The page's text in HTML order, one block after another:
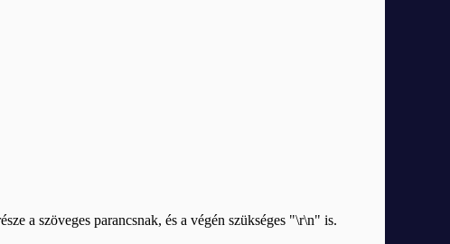
a szöveges parancsnak, és a végén szükséges "\r\n" is.